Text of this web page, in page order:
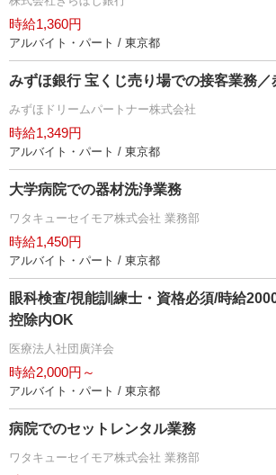
時給1,360円
アルバイト・パート / 東京都
みずほ銀行 宝くじ売り場での接客業務／
みずほドリームパートナー株式会社
時給1,349円
アルバイト・パート / 東京都
大学病院での器材洗浄業務
ワタキューセイモア株式会社 業務部
時給1,450円
アルバイト・パート / 東京都
眼科検査/視能訓練士・資格必須/時給
控除内OK
医療法人社団廣洋会
時給2,000円～
アルバイト・パート / 東京都
病院でのセットレンタル業務
ワタキューセイモア株式会社 業務部